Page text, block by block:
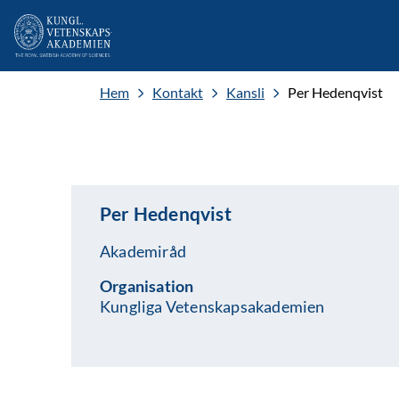
Hem Kontakt Kansli Per Hedenqvist
Per Hedenqvist
Akademiråd
Organisation
Kungliga Vetenskapsakademien